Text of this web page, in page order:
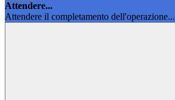
Attendere...
Attendere il completamento dell'operazione...